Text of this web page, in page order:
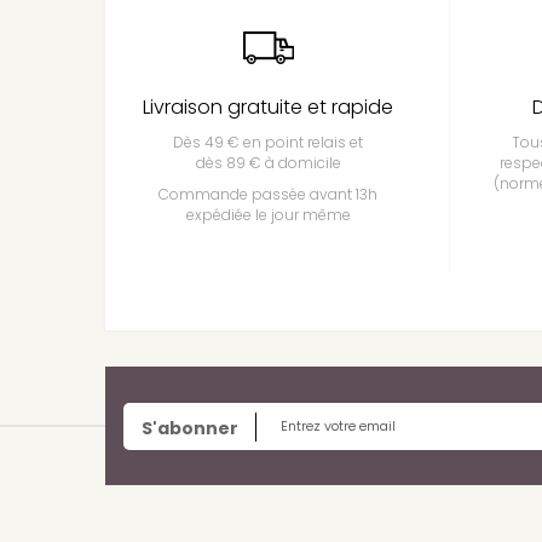
Livraison gratuite et rapide
Dès 49 € en point relais et
dès 89 € à domicile
Commande passée avant 13h
expédiée le jour même
S'abonner